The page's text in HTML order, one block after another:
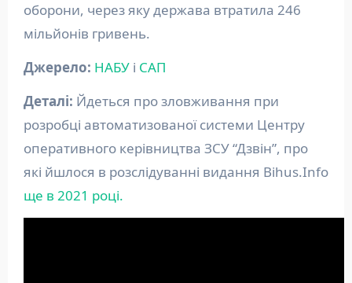
оборони, через яку держава втратила 246
мільйонів гривень.
Джерело: НАБУі САП
Деталі: Йдеться про зловживання при
розробці автоматизованої системи Центру
оперативного керівництва ЗСУ “Дзвін”, про
які йшлося в розслідуванні видання Bihus.Info
ще в 2021 році.